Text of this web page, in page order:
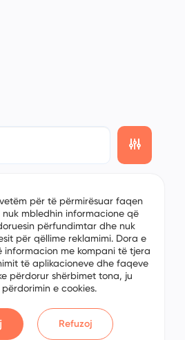
për të përmirësuar faqen
mbledhin informacione që
përfundimtar dhe nuk
për qëllime reklamimi. Dora e
informacion me kompani të tjera
të aplikacioneve dhe faqeve
përdorur shërbimet tona, ju
e cookies.
Refuzoj